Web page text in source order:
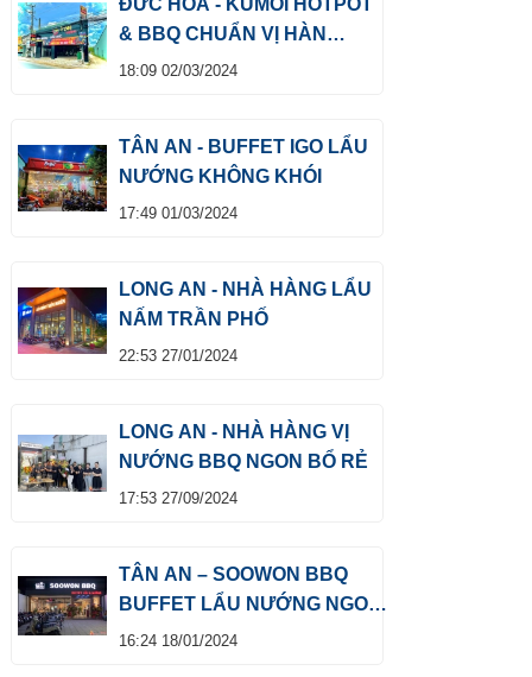
ĐỨC HÒA - KUMOI HOTPOT
& BBQ CHUẨN VỊ HÀN
QUỐC
18:09 02/03/2024
TÂN AN - BUFFET IGO LẨU
NƯỚNG KHÔNG KHÓI
17:49 01/03/2024
LONG AN - NHÀ HÀNG LẨU
NẤM TRẦN PHỐ
22:53 27/01/2024
LONG AN - NHÀ HÀNG VỊ
NƯỚNG BBQ NGON BỔ RẺ
17:53 27/09/2024
TÂN AN – SOOWON BBQ
BUFFET LẨU NƯỚNG NGON
SỐ 1
16:24 18/01/2024